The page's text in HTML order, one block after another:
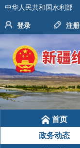
中华人民共和国水利部
登录 注册
首页
政务动态